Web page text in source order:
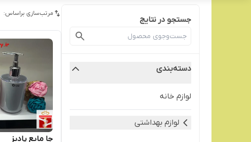
جستجو در نتایج
دسته‌بندی
لوازم خانه
لوازم بهداشتی
مرتب‌سازی براساس:
جا مایع پادیز